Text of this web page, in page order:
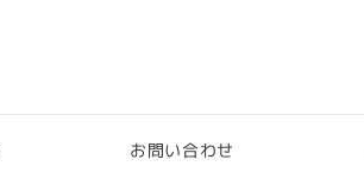
お問い合わせ